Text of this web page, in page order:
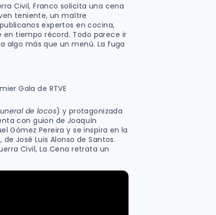
Civil, Franco solicita una cena
teniente, un maître
expertos en cocina,
tiempo récord. Todo parece ir
algo más que un menú. La fuga
Gala de RTVE
de locos) y protagonizada
con guion de Joaquín
Gómez Pereira y se inspira en la
José Luis Alonso de Santos.
Civil, La Cena retrata un